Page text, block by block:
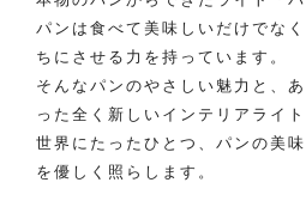
パンは食べて美味しいだけでな
ちにさせる力を持っています。
そんなパンのやさしい魅力と、
った全く新しいインテリアライト
世界にたったひとつ、パンの美
を優しく照らします。